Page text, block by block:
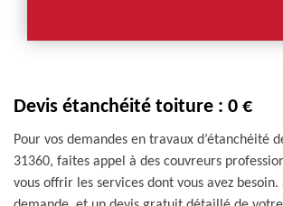
Devis étanchéité toiture : 0 €
Pour vos demandes en travaux d’étanchéité
31360, faites appel à des couvreurs
vous offrir les services dont vous avez